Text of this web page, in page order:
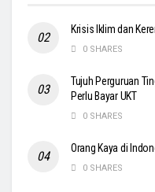
Krisis Iklim dan
0 SHARES
Tujuh Perguruan
Perlu Bayar UKT
0 SHARES
Orang Kaya di
0 SHARES